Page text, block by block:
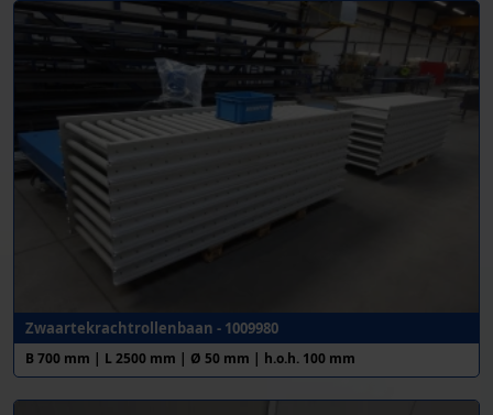
Zwaartekrachtrollenbaan - 1009980
B 700 mm | L 2500 mm | Ø 50 mm | h.o.h. 100 mm